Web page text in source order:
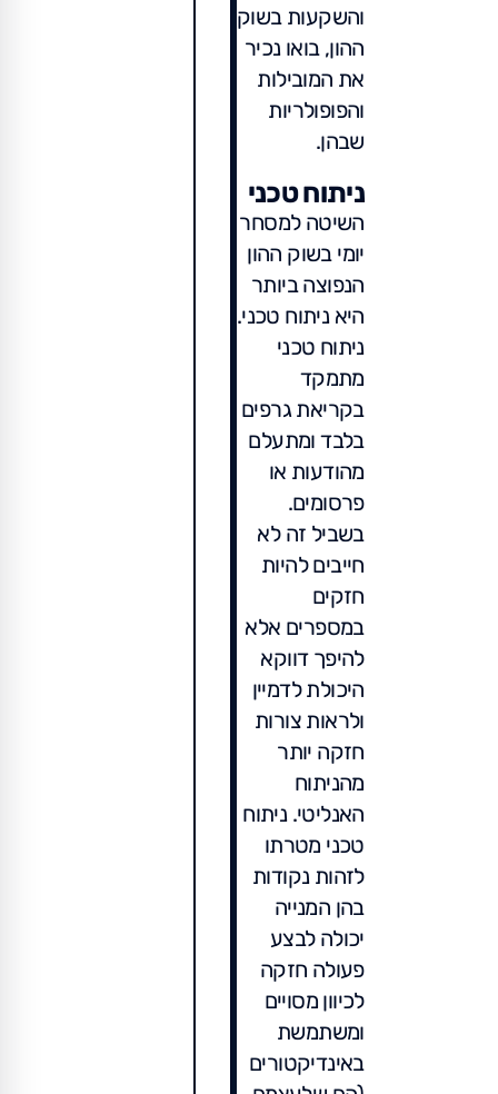
והשקעות בשוק
ההון, בואו נכיר
את המובילות
והפופולריות
שבהן.
ניתוח טכני
השיטה למסחר
יומי בשוק ההון
הנפוצה ביותר
היא ניתוח טכני.
ניתוח טכני
מתמקד
בקריאת גרפים
בלבד ומתעלם
מהודעות או
פרסומים.
בשביל זה לא
חייבים להיות
חזקים
במספרים אלא
להיפך דווקא
היכולת לדמיין
ולראות צורות
חזקה יותר
מהניתוח
האנליטי. ניתוח
טכני מטרתו
לזהות נקודות
בהן המנייה
יכולה לבצע
פעולה חזקה
לכיוון מסויים
ומשתמשת
באינדיקטורים